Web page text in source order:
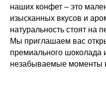
наших конфет – это
изысканных вкусов и
натуральность стоят на
Мы приглашаем вас
премиального шоколада
незабываемые моменты